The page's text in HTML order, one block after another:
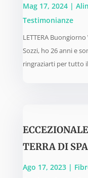
Mag 17, 2024|
Testimonianze
LETTERA
Sozzi, ho 26 anni e
ringraziarti per tutto
TERRA DI
Ago 17, 2023|